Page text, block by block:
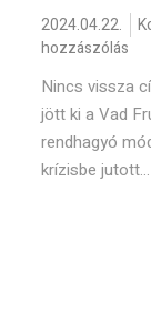
2024.04.22.
hozzászólás
Nincs vissza
jött ki a Vad
rendhagyó
krízisbe jutott...